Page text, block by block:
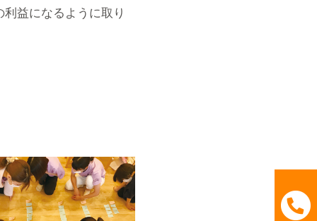
益になるように取り